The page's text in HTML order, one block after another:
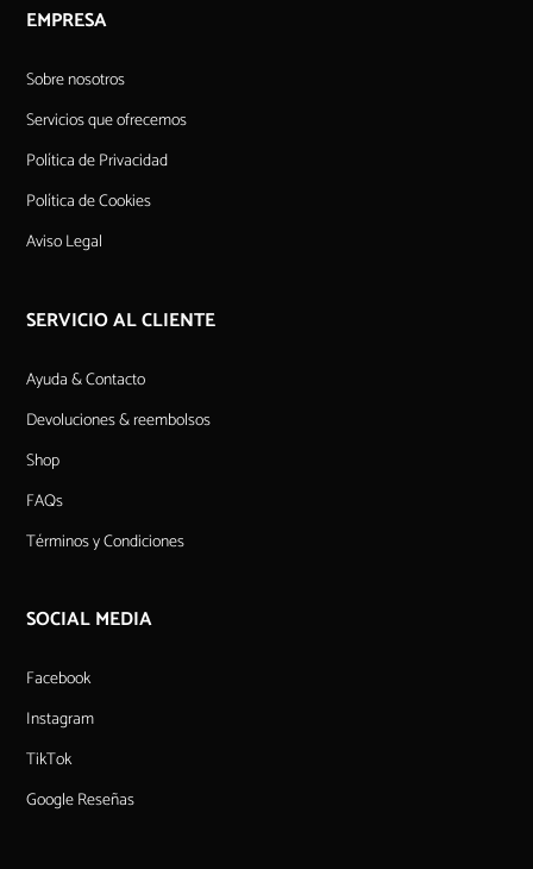
EMPRESA
Sobre nosotros
Servicios que ofrecemos
Política de Privacidad
Política de Cookies
Aviso Legal
SERVICIO AL CLIENTE
Ayuda & Contacto
Devoluciones & reembolsos
Shop
FAQs
Términos y Condiciones
SOCIAL MEDIA
Facebook
Instagram
TikTok
Google Reseñas